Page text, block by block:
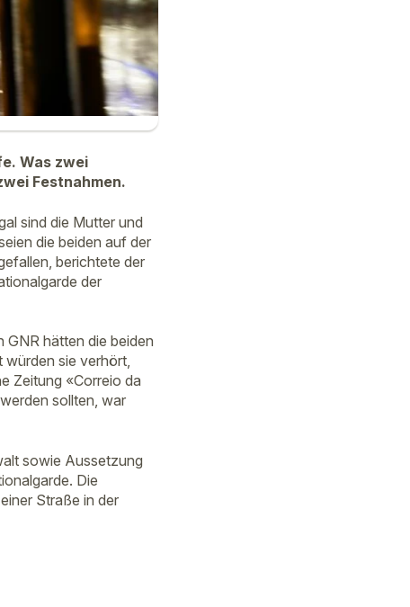
Was zwei
Festnahmen.
sind die Mutter und
die beiden auf der
berichtete der
der
GNR hätten die beiden
würden sie verhört,
Zeitung «Correio da
sollten, war
sowie Aussetzung
Die
Straße in der